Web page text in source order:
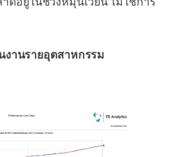
งานรายอุตสาหกรรม